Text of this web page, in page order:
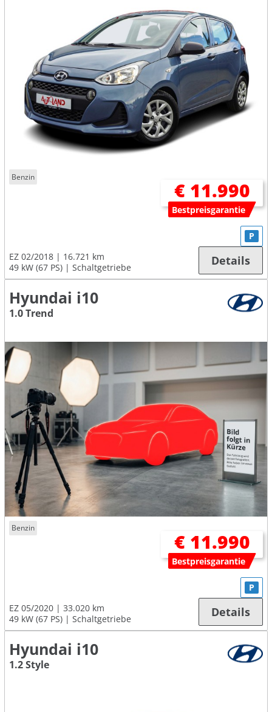
Benzin
€ 11.990
Bestpreisgarantie
EZ 02/2018
16.721 km
49 kW (67 PS)
Schaltgetriebe
P
Details
Hyundai i10
1.0 Trend
Benzin
€ 11.990
Bestpreisgarantie
EZ 05/2020
33.020 km
49 kW (67 PS)
Schaltgetriebe
P
Details
Hyundai i10
1.2 Style